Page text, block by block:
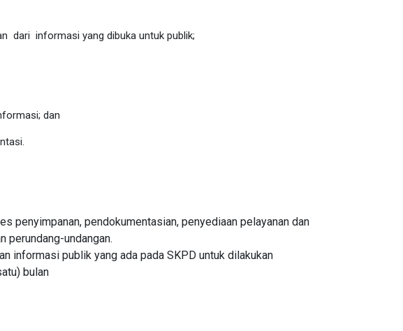
informasi yang dibuka untuk publik;
dan
penyimpanan, pendokumentasian, penyediaan pelayanan dan
perundang-undangan.
informasi publik yang ada pada SKPD untuk dilakukan
bulan